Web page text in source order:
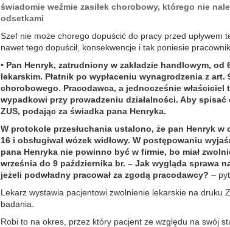
świadomie weźmie zasiłek chorobowy, którego nie
odsetkami
Szef nie może chorego dopuścić do pracy przed upływem
nawet tego dopuścił, konsekwencje i tak poniesie pracownik.
• Pan Henryk, zatrudniony w zakładzie handlowym,
lekarskim. Płatnik po wypłaceniu wynagrodzenia z art.
chorobowego. Pracodawca, a jednocześnie właściciel
wypadkowi przy prowadzeniu działalności. Aby spisać
ZUS, podając za świadka pana Henryka.
W protokole przesłuchania ustalono, że pan Henryk w
16 i obsługiwał wózek widłowy. W postępowaniu
pana Henryka nie powinno być w firmie, bo miał
września do 9 października br. – Jak wygląda sprawa
jeżeli podwładny pracował za zgodą pracodawcy? –
Lekarz wystawia pacjentowi zwolnienie lekarskie na druku
badania.
Robi to na okres, przez który pacjent ze względu na swój